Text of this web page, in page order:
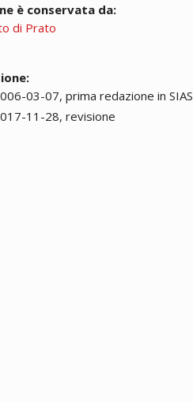
è conservata da:
di Prato
03-07, prima redazione in SIAS
11-28, revisione